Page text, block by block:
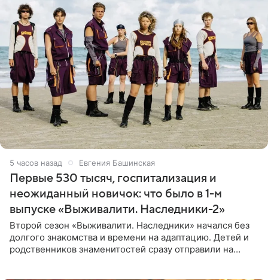
5 часов назад Евгения Башинская
Первые 530 тысяч, госпитализация и
неожиданный новичок: что было в 1-м
выпуске «Выживалити. Наследники-2»
Второй сезон «Выживалити. Наследники» начался без
долгого знакомства и времени на адаптацию. Детей и
родственников знаменитостей сразу отправили на